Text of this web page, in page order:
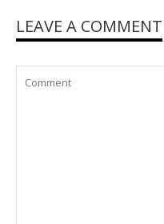
LEAVE A COMMENT